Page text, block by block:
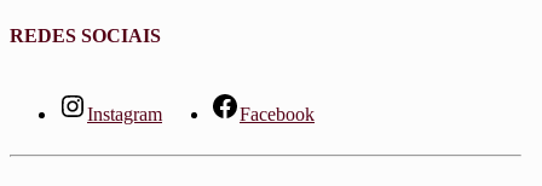
REDES SOCIAIS
Instagram Facebook